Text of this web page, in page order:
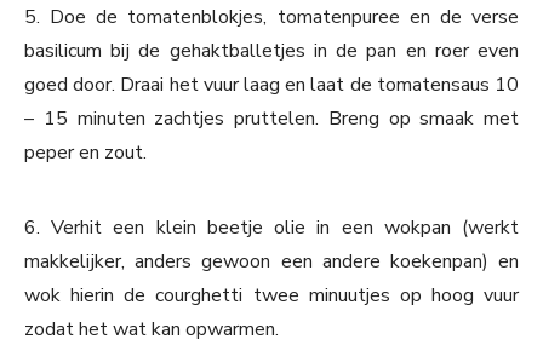
5. Doe de tomatenblokjes, tomatenpuree en de verse
basilicum bij de gehaktballetjes in de pan en roer even
goed door. Draai het vuur laag en laat de tomatensaus 10
– 15 minuten zachtjes pruttelen. Breng op smaak met
peper en zout.
6. Verhit een klein beetje olie in een wokpan (werkt
makkelijker, anders gewoon een andere koekenpan) en
wok hierin de courghetti twee minuutjes op hoog vuur
zodat het wat kan opwarmen.